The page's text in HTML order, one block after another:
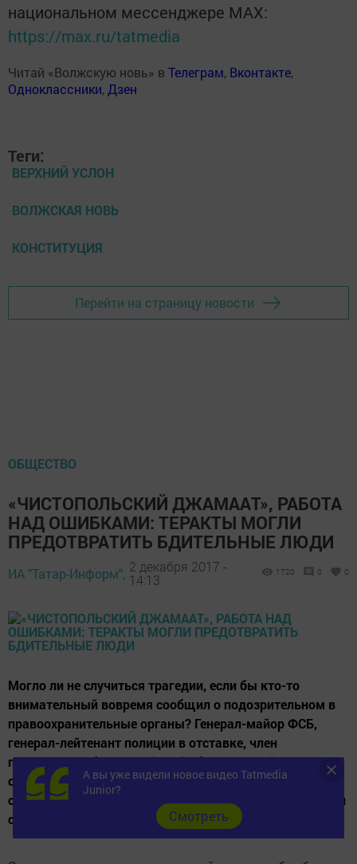
национальном мессенджере MАХ:
https://max.ru/tatmedia
Читай «Волжскую новь» в Телеграм, Вконтакте,
Одноклассники, Дзен
Теги:
ВЕРХНИЙ УСЛОН
ВОЛЖСКАЯ НОВЬ
КОНСТИТУЦИЯ
Перейти на страницу новости
ОБЩЕСТВО
«ЧИСТОПОЛЬСКИЙ ДЖАМААТ», РАБОТА
НАД ОШИБКАМИ: ТЕРАКТЫ МОГЛИ
ПРЕДОТВРАТИТЬ БДИТЕЛЬНЫЕ ЛЮДИ
ИА "Татар-Информ", 2 декабря 2017 -
14:13
1720 0 0
Могло ли не случиться трагедии, если бы кто-то
внимательный вовремя сообщил о подозрительном в
правоохранительные органы? Генерал-майор ФСБ,
генерал-лейтенант полиции в отставке, член
президиума общероссийской общественной
организации «Офицеры России» Александр Михайлов
советует быть бдительными, чтобы обезопасить себя и
своих близких.
А вы уже видели новое видео Tatmedia
Junior?
Cмотреть